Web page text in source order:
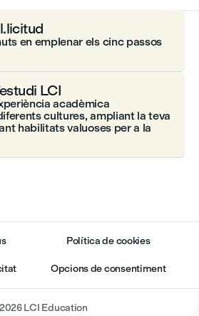
en emplenar els cinc passos
LCI
acadèmica
cultures, ampliant la teva
habilitats valuoses per a la
Política de cookies
Opcions de consentiment
2026LCI Education